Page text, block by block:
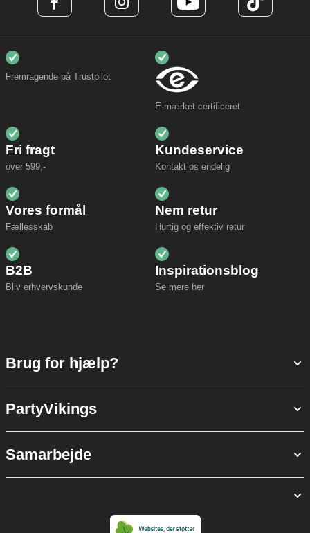
Fremragende på Trustpilot
E-mærket certificeret
Fri fragt
over 599,-
Kundeservice
Kontakt os endelig
Vores formål
Fællesskab
Nem retur
Hurtig og effektiv retur
B2B
Bliv erhvervskunde
Inspirationsblog
Se mere her
Brug for hjælp?
PartyVikings
Samarbejde